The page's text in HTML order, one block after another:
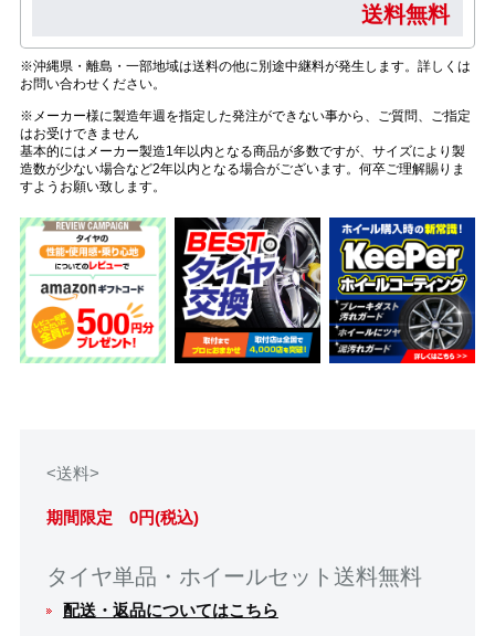
送料無料
※沖縄県・離島・一部地域は送料の他に別途中継料が発生します。詳しくは
お問い合わせください。
※メーカー様に製造年週を指定した発注ができない事から、ご質問、ご指定
はお受けできません
基本的にはメーカー製造1年以内となる商品が多数ですが、サイズにより製
造数が少ない場合など2年以内となる場合がございます。何卒ご理解賜りま
すようお願い致します。
<送料>
期間限定 0円(税込)
タイヤ単品・ホイールセット送料無料
配送・返品についてはこちら